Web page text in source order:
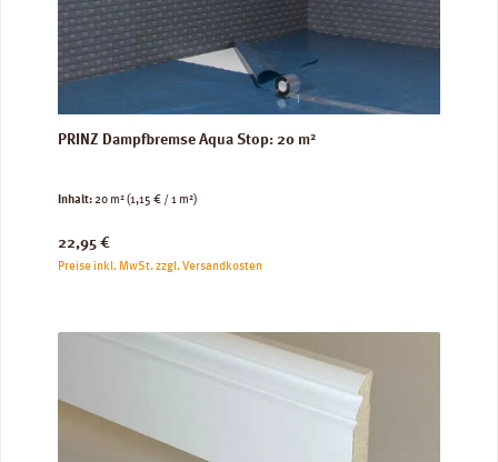
PRINZ Dampfbremse Aqua Stop: 20 m²
Inhalt:20 m²(1,15 € / 1 m²)
Regulärer Preis:
22,95 €
Preise inkl. MwSt. zzgl. Versandkosten